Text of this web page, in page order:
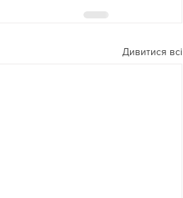
Дивитися всі